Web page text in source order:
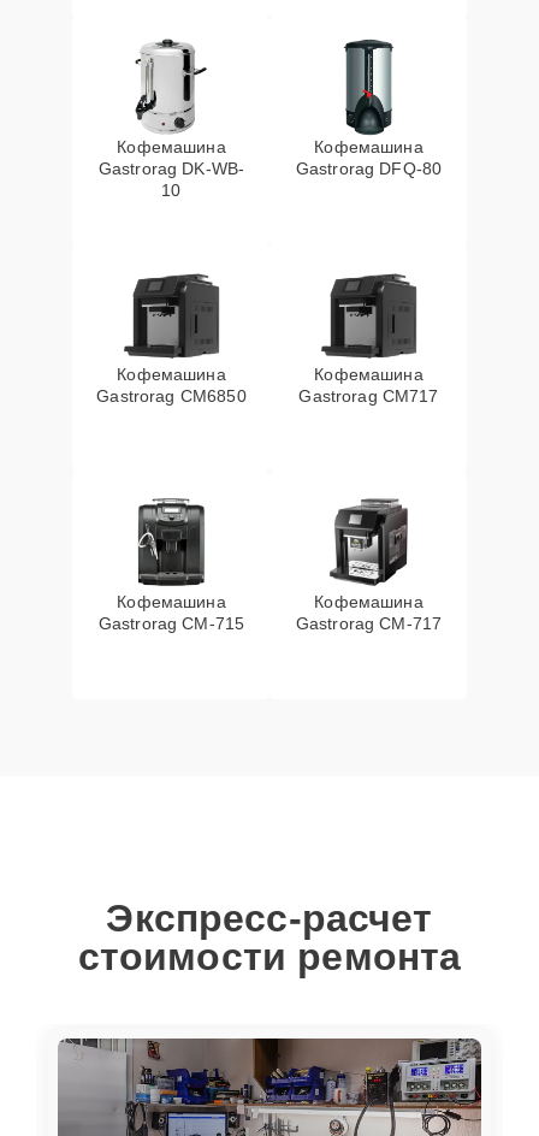
Кофемашина
Gastrorag DK-WB-
10
Кофемашина
Gastrorag DFQ-80
Кофемашина
Gastrorag CM6850
Кофемашина
Gastrorag CM717
Кофемашина
Gastrorag CM-715
Кофемашина
Gastrorag CM-717
Экспресс-расчет
стоимости ремонта